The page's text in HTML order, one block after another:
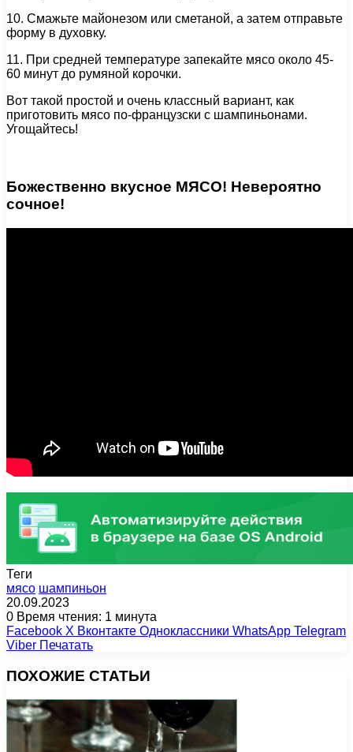
10. Смажьте майонезом или сметаной, а затем отправьте
форму в духовку.
11. При средней температуре запекайте мясо около 45-
60 минут до румяной корочки.
Вот такой простой и очень классный вариант, как
приготовить мясо по-французски с шампиньонами.
Угощайтесь!
Божественно вкусное МЯСО! Невероятно
сочное!
Теги
мясо шампиньон
20.09.2023
0 Время чтения: 1 минута
Facebook X Вконтакте Одноклассники WhatsApp Telegram
Viber Печатать
ПОХОЖИЕ СТАТЬИ